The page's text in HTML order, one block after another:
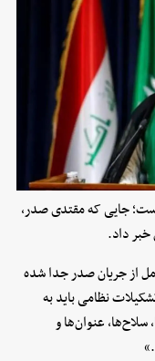
است؛ جایی که مقتدی صدر،
خبر داد.
از جریان صدر جدا شده
نظامی باید به
عنوان‌ها و